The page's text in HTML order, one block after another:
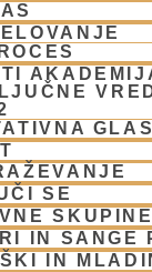
SE
IN SANGE
IN
(CPT)(1)